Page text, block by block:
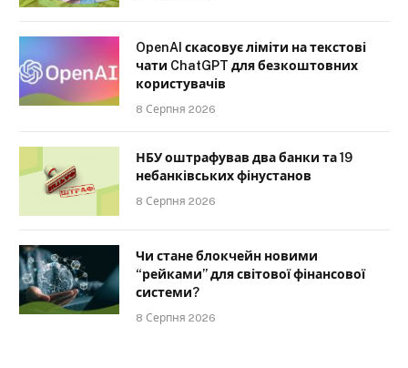
OpenAI скасовує ліміти на текстові
чати ChatGPT для безкоштовних
користувачів
8 Серпня 2026
НБУ оштрафував два банки та 19
небанківських фінустанов
8 Серпня 2026
Чи стане блокчейн новими
“рейками” для світової фінансової
системи?
8 Серпня 2026